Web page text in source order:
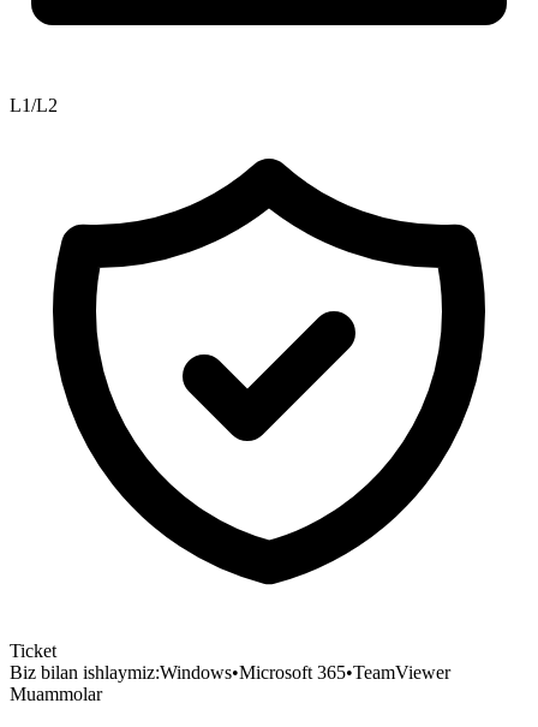
L1/L2
Ticket
Biz bilan ishlaymiz:Windows•Microsoft 365•TeamViewer
Muammolar